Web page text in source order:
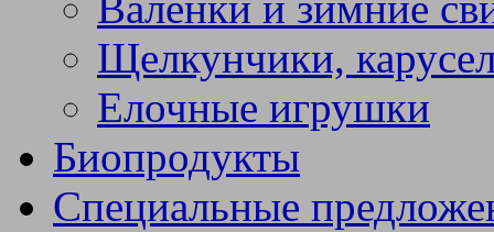
Щелкунчики,
Елочные игрушки
Биопродукты
Специальные